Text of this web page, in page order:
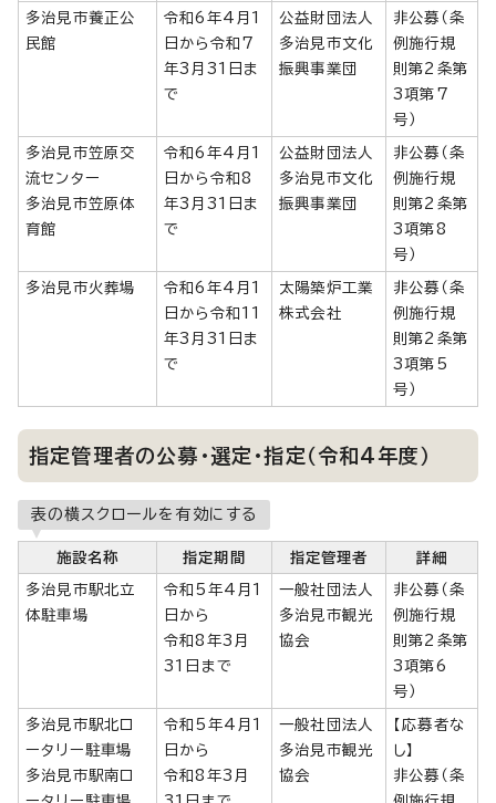
多治見市養正公
民館
令和6年4月1
日から令和7
年3月31日ま
で
公益財団法人
多治見市文化
振興事業団
非公募（条
例施行規
則第2条第
3項第7
号）
多治見市笠原交
流センター
多治見市笠原体
育館
令和6年4月1
日から令和8
年3月31日ま
で
公益財団法人
多治見市文化
振興事業団
非公募（条
例施行規
則第2条第
3項第8
号）
多治見市火葬場
令和6年4月1
日から令和11
年3月31日ま
で
太陽築炉工業
株式会社
非公募（条
例施行規
則第2条第
3項第5
号）
指定管理者の公募・選定・指定（令和4年度）
表の横スクロールを有効にする
施設名称 指定期間 指定管理者 詳細
多治見市駅北立
体駐車場
令和5年4月1
日から
令和8年3月
31日まで
一般社団法人
多治見市観光
協会
非公募（条
例施行規
則第2条第
3項第6
号）
多治見市駅北ロ
ータリー駐車場
多治見市駅南ロ
令和5年4月1
日から
令和8年3月
一般社団法人
多治見市観光
協会
【応募者な
し】
非公募（条